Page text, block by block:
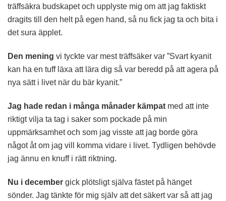
träffsäkra budskapet och upplyste mig om att jag faktiskt
dragits till den helt på egen hand, så nu fick jag ta och bita i
det sura äpplet.
Den mening vi tyckte var mest träffsäker var ”Svart kyanit
kan ha en tuff läxa att lära dig så var beredd på att agera på
nya sätt i livet när du bär kyanit.”
Jag hade redan i många månader kämpat med att inte
riktigt vilja ta tag i saker som pockade på min
uppmärksamhet och som jag visste att jag borde göra
något åt om jag vill komma vidare i livet. Tydligen behövde
jag ännu en knuff i rätt riktning.
Nu i december gick plötsligt själva fästet på hänget
sönder. Jag tänkte för mig själv att det säkert var så att jag